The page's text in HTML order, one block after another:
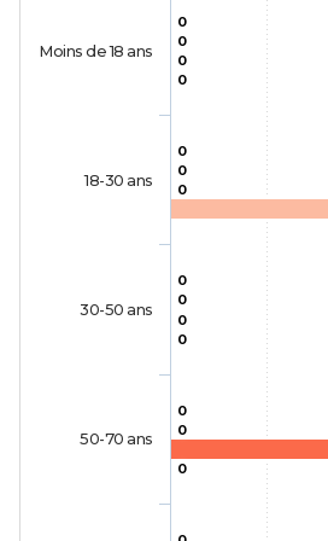
0
0
0
0
0
0
0
0
0
0
0
0
0
0
Moins de 18 ans
18-30 ans
30-50 ans
50-70 ans